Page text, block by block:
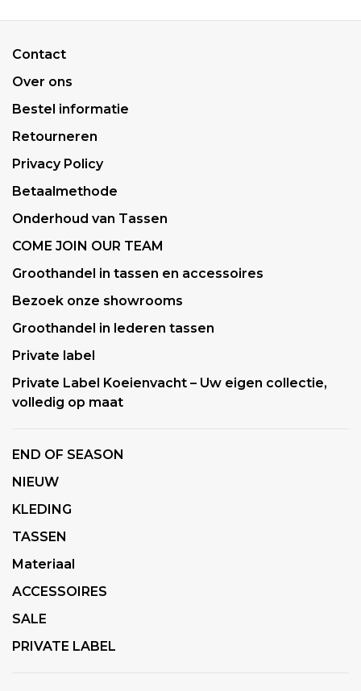
Contact
Over ons
Bestel informatie
Retourneren
Privacy Policy
Betaalmethode
Onderhoud van Tassen
COME JOIN OUR TEAM
Groothandel in tassen en accessoires
Bezoek onze showrooms
Groothandel in lederen tassen
Private label
Private Label Koeienvacht – Uw eigen collectie,
volledig op maat
END OF SEASON
NIEUW
KLEDING
TASSEN
Materiaal
ACCESSOIRES
SALE
PRIVATE LABEL